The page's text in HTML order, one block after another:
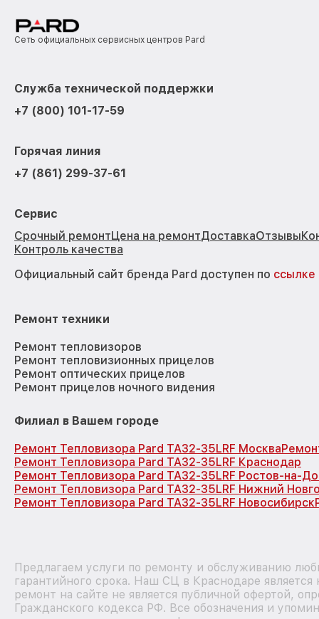
Сеть официальных сервисных центров Pard
Служба технической поддержки
+7 (800) 101-17-59
Горячая линия
+7 (861) 299-37-61
Сервис
Срочный ремонтЦена на ремонтДоставкаОтзывы
Контроль качества
Официальный сайт бренда Pard доступен по ссылке
Ремонт техники
Ремонт тепловизоров
Ремонт тепловизионных прицелов
Ремонт оптических прицелов
Ремонт прицелов ночного видения
Филиал в Вашем городе
Ремонт Тепловизора Pard TA32-35LRF Москва
Ремонт Тепловизора Pard TA32-35LRF Краснодар
Ремонт Тепловизора Pard TA32-35LRF Ростов-на-
Ремонт Тепловизора Pard TA32-35LRF Нижний
Ремонт Тепловизора Pard TA32-35LRF Новосибирск
Предлагаем услуги по ремонту и обслуживанию
гарантийного срока. Наш СЦ в Краснодаре
ремонт на сайте не является публичной офертой,
Гражданского кодекса РФ. Все обозначения и